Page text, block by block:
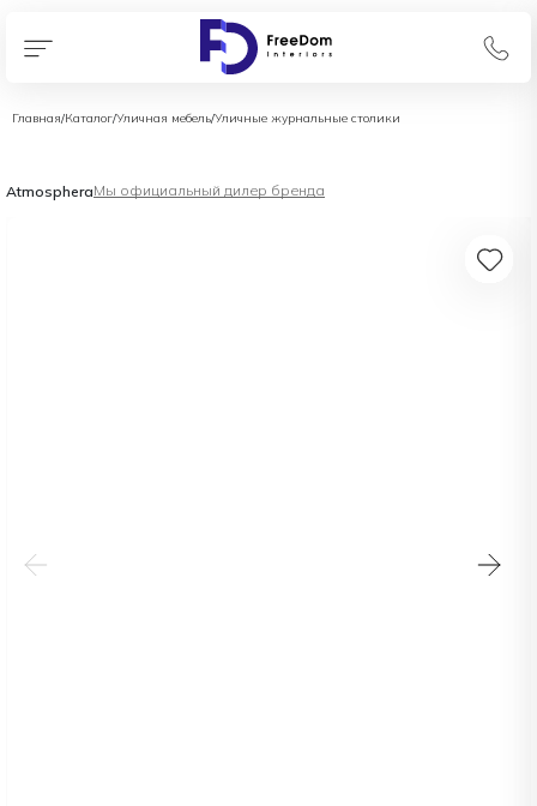
Главная/Каталог/Уличная мебель/Уличные журнальные столики
AtmospheraМы официальный дилер бренда